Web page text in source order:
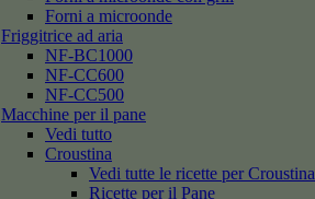
Forni a microonde
Friggitrice ad aria
NF-BC1000
NF-CC600
NF-CC500
Macchine per il pane
Vedi tutto
Croustina
Vedi tutte le ricette per Croustina
Ricette per il Pane